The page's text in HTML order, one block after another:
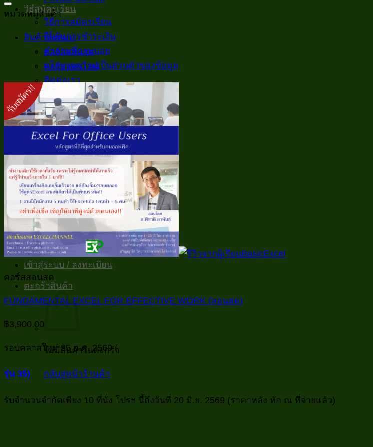
วิธีสมัครเรียน
วิธีการสมัครเรียน
ยืนยันการชำระเงิน
คำถามที่ถามบ่อย
นโยบายความเป็นส่วนตัวของข้อมูล
ติดต่อเรา
เรียนฟรี
Excelพื้นฐานสำหรับงานออฟฟิศ
สูตร และ เมนู
VBA
ตัวอย่าง/ประยุกต์
บทความทั่วไป
Inspiration
บทความทั้งหมด
เกี่ยวกับเรา
เกี่ยวกับเรา
เสียงจากผู้เรียน
Reviews
Business Trip&Travel
เข้าสู่ระบบ / ลงทะเบียน
ตะกร้าสินค้า
ไม่มีสินค้าในตะกร้า
กลับสู่หน้าร้านค้า
หมวดหมู่สินค้า
สินค้าทั้งหมด
คอร์สสอนสด
คอร์สออนไลน์
คอร์สสอนสด
FUNDAMENTAL EXCEL FOR EFFECTIVE WORK (สอนสด)
฿3,900.00
รอบคลาสใหม่ 25 ก.ค. 2569 (
รุ่น 35)
รับจำนวนจำกัดเพียง 10 ที่นั่ง โปรฯ นี้ถึงวันที่ 20 มิ.ย. 2569 (ราคาหลัง หัก ณ ที่จ่ายแล้ว)